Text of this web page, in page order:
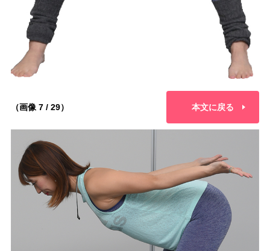
（画像 7 / 29） 本文に戻る